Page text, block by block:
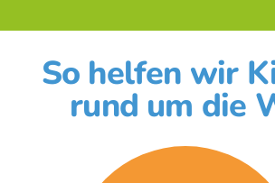
So helfen wir
rund um die